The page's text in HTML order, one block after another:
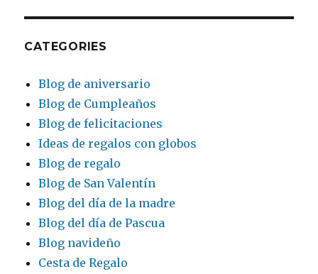
CATEGORIES
Blog de aniversario
Blog de Cumpleaños
Blog de felicitaciones
Ideas de regalos con globos
Blog de regalo
Blog de San Valentín
Blog del día de la madre
Blog del día de Pascua
Blog navideño
Cesta de Regalo